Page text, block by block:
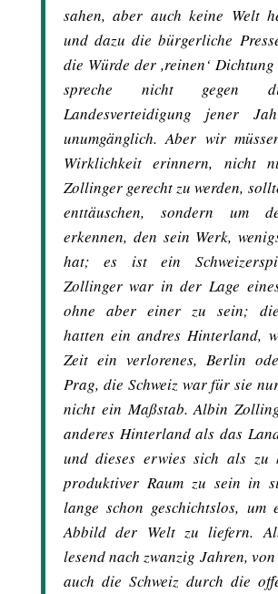
sahen, aber auch keine Welt
und dazu die bürgerliche
die Würde der ,reinen‘
spreche nicht gegen
Landesverteidigung jener
unumgänglich. Aber wir
Wirklichkeit erinnern, nicht
Zollinger gerecht zu werden,
enttäuschen, sondern um
erkennen, den sein Werk,
hat; es ist ein
Zollinger war in der Lage
ohne aber einer zu sein;
hatten ein andres Hinterland,
Zeit ein verlorenes, Berlin
Prag, die Schweiz war für sie
nicht ein Maßstab. Albin
anderes Hinterland als das
und dieses erwies sich als zu
produktiver Raum zu sein in
lange schon geschichtslos, um
Abbild der Welt zu liefern.
lesend nach zwanzig Jahren,
auch die Schweiz durch die